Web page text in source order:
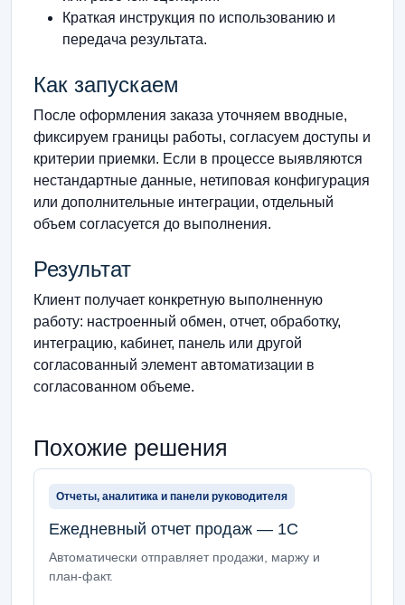
Краткая инструкция по использованию и
передача результата.
Как запускаем
После оформления заказа уточняем вводные,
фиксируем границы работы, согласуем доступы и
критерии приемки. Если в процессе выявляются
нестандартные данные, нетиповая конфигурация
или дополнительные интеграции, отдельный
объем согласуется до выполнения.
Результат
Клиент получает конкретную выполненную
работу: настроенный обмен, отчет, обработку,
интеграцию, кабинет, панель или другой
согласованный элемент автоматизации в
согласованном объеме.
Похожие решения
Отчеты, аналитика и панели руководителя
Ежедневный отчет продаж — 1С
Автоматически отправляет продажи, маржу и
план-факт.